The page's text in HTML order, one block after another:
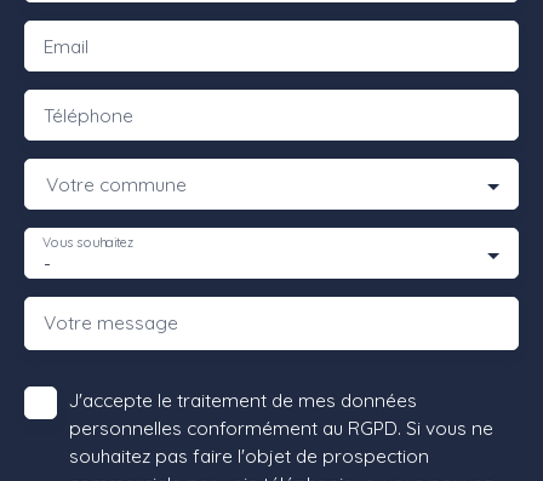
Email
Téléphone
Votre commune
-
Vous souhaitez
Votre message
J'accepte le traitement de mes données
personnelles conformément au RGPD. Si vous ne
souhaitez pas faire l'objet de prospection